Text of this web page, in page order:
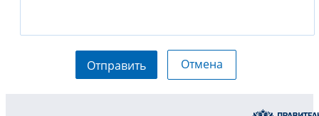
Отправить Отмена